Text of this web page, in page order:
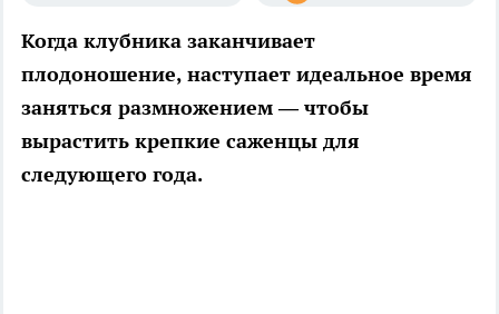
Когда клубника заканчивает
плодоношение, наступает идеальное время
заняться размножением — чтобы
вырастить крепкие саженцы для
следующего года.